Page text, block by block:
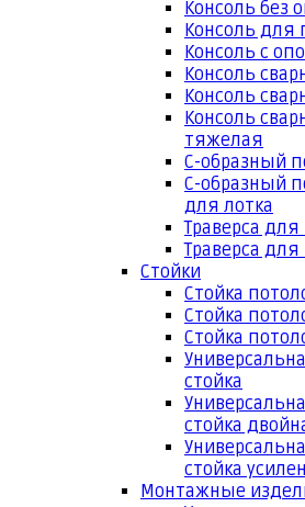
Консоль без
Консоль для
Консоль с
Консоль
Консоль
Консоль
тяжелая
С-образный
С-образный
для лотка
Траверса
Траверса
Стойки
Стойка
Стойка
Стойка
стойка
стойка
стойка
Монтажные